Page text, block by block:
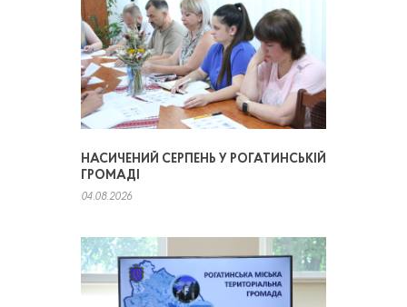
НАСИЧЕНИЙ СЕРПЕНЬ У РОГАТИНСЬКІЙ
ГРОМАДІ
04.08.2026